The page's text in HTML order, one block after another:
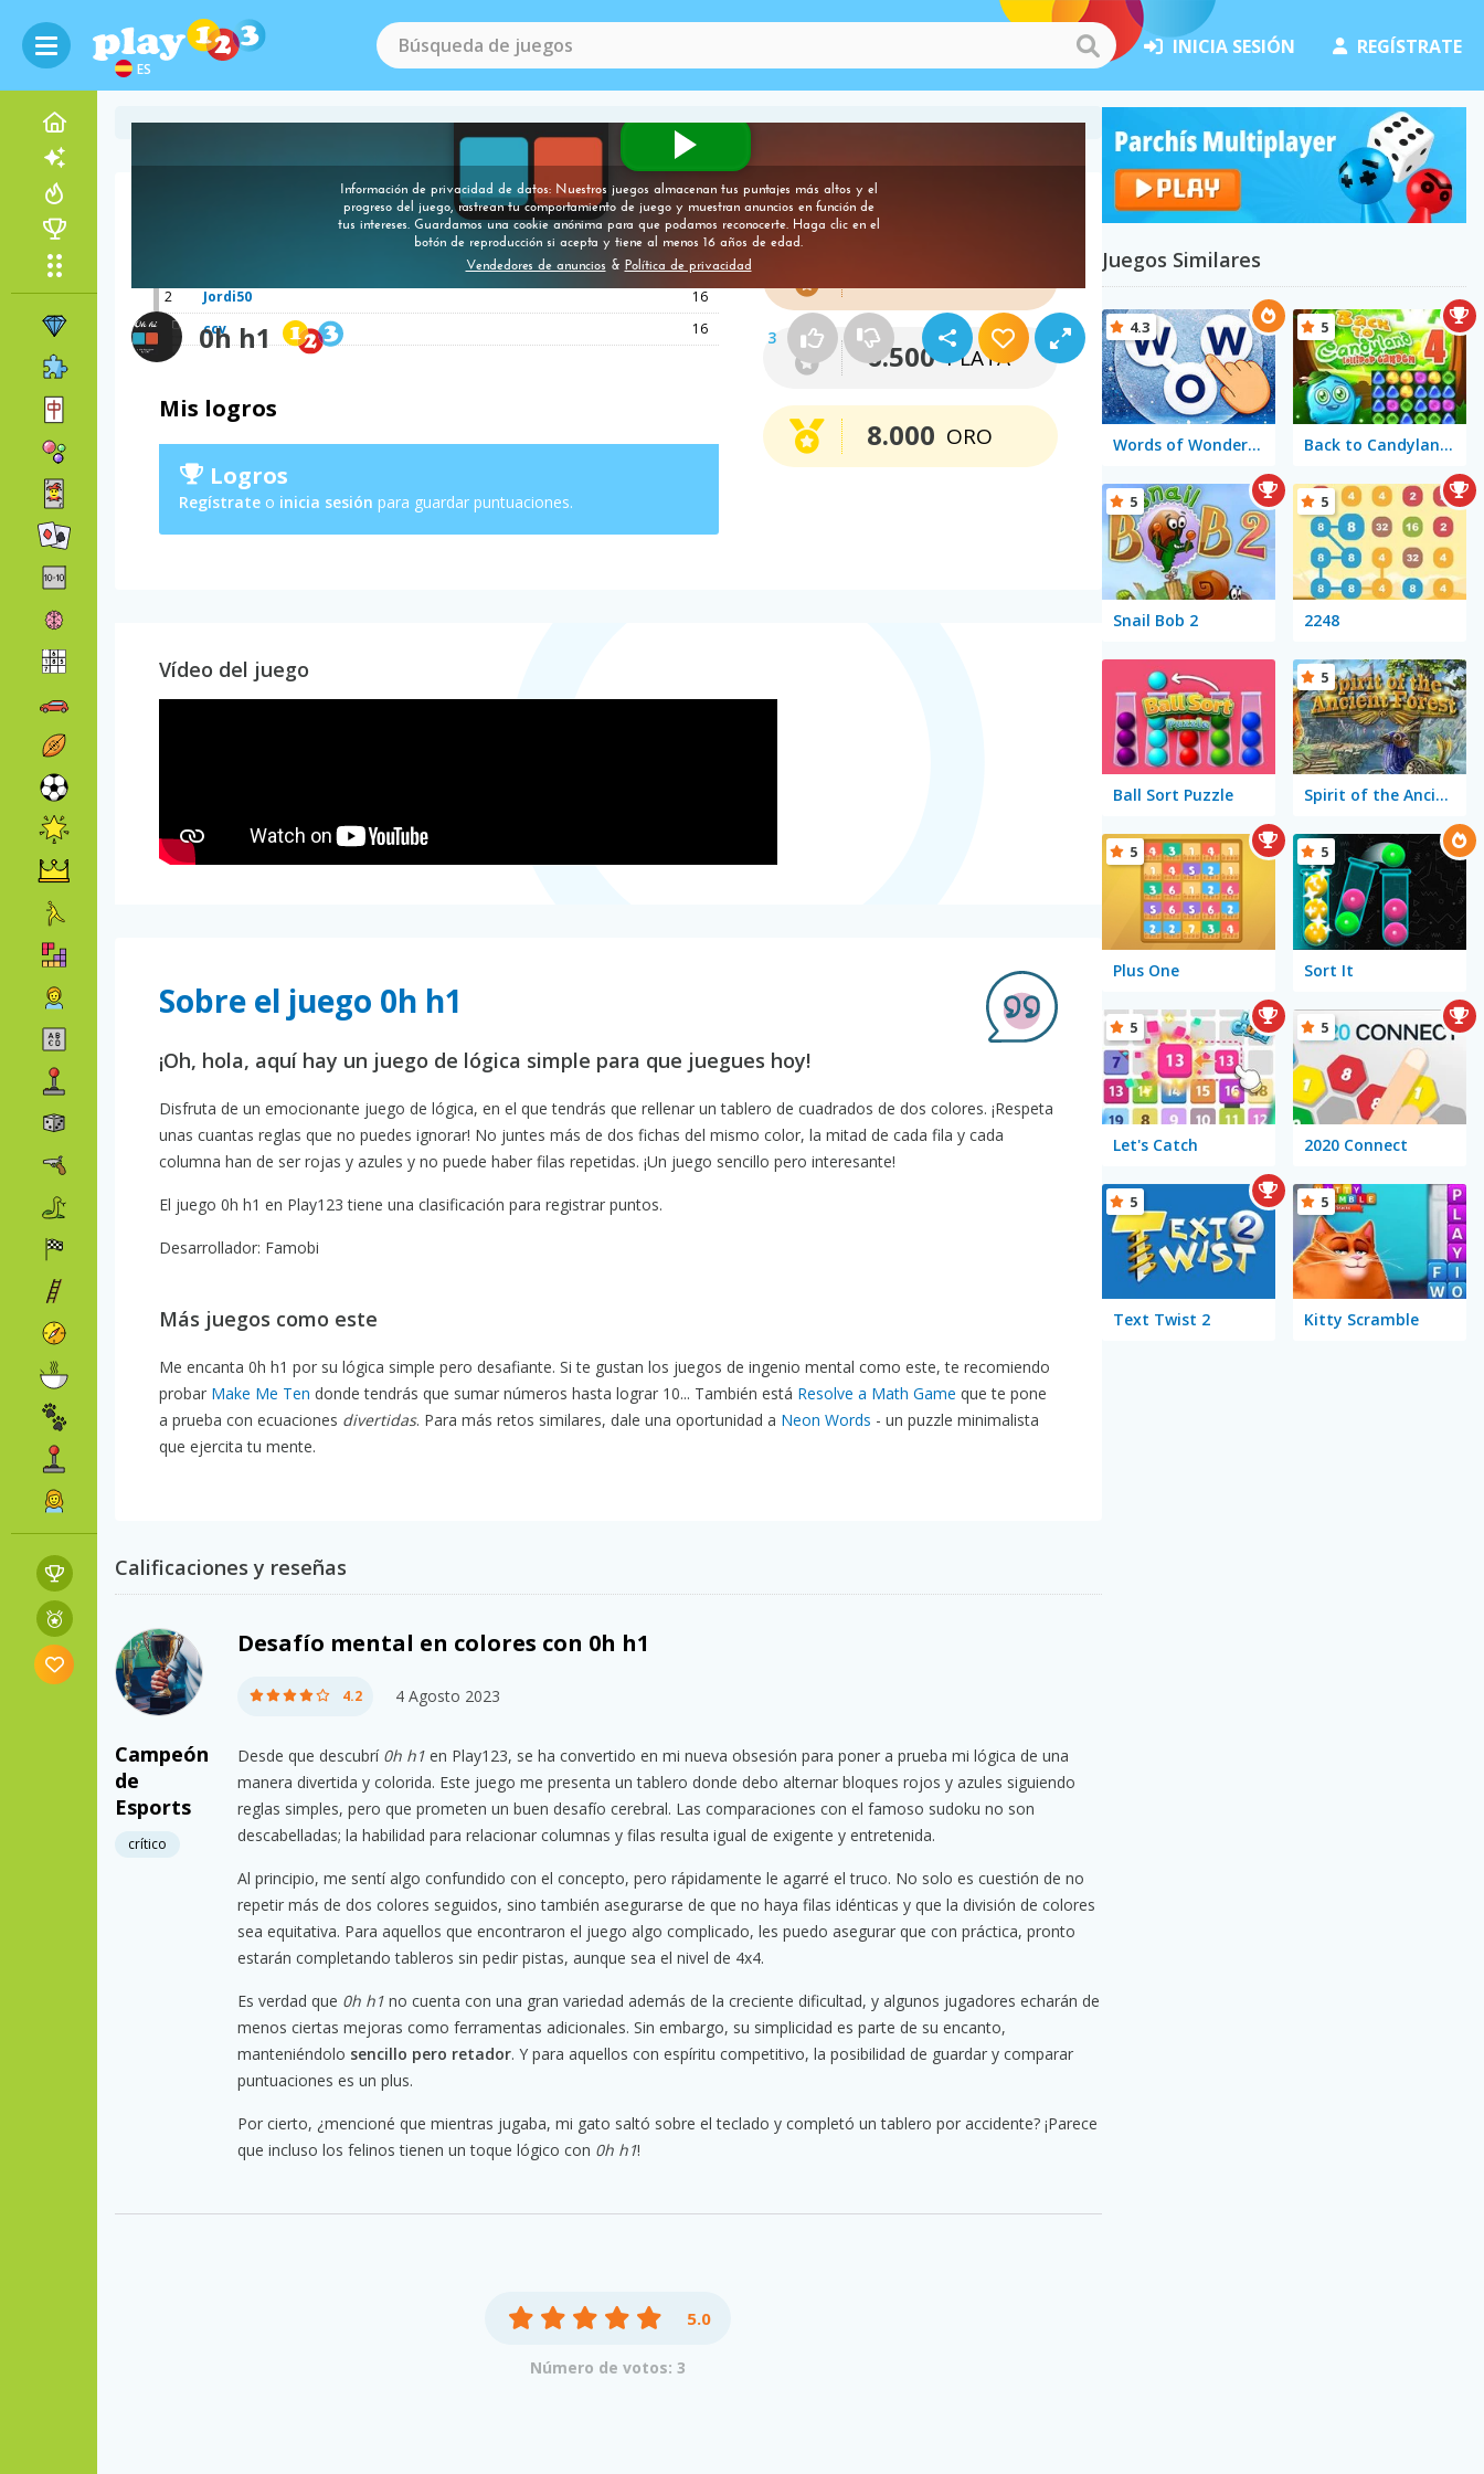
ES
INICIA SESIÓN REGÍSTRATE
0h h1 3
400
2
Jordi50
16
ccv 16
Mis logros
Logros
Regístrate o inicia sesión para guardar puntuaciones.
Medallas
PLATA
6.500
ORO
8.000
Vídeo del juego
Sobre el juego 0h h1
¡Oh, hola, aquí hay un juego de lógica simple para que juegues hoy!
Disfruta de un emocionante juego de lógica, en el que tendrás que rellenar un tablero de cuadrados de dos colores. ¡Respeta
unas cuantas reglas que no puedes ignorar! No juntes más de dos fichas del mismo color, la mitad de cada fila y cada
columna han de ser rojas y azules y no puede haber filas repetidas. ¡Un juego sencillo pero interesante!
El juego 0h h1 en Play123 tiene una clasificación para registrar puntos.
Desarrollador: Famobi
Más juegos como este
Me encanta 0h h1 por su lógica simple pero desafiante. Si te gustan los juegos de ingenio mental como este, te recomiendo
probar Make Me Ten donde tendrás que sumar números hasta lograr 10... También está Resolve a Math Game que te pone
a prueba con ecuaciones divertidas. Para más retos similares, dale una oportunidad a Neon Words - un puzzle minimalista
que ejercita tu mente.
Calificaciones y reseñas
Campeón
de
Esports
crítico
Desafío mental en colores con 0h h1
4.2 4 Agosto 2023
Desde que descubrí 0h h1 en Play123, se ha convertido en mi nueva obsesión para poner a prueba mi lógica de una
manera divertida y colorida. Este juego me presenta un tablero donde debo alternar bloques rojos y azules siguiendo
reglas simples, pero que prometen un buen desafío cerebral. Las comparaciones con el famoso sudoku no son
descabelladas; la habilidad para relacionar columnas y filas resulta igual de exigente y entretenida.
Al principio, me sentí algo confundido con el concepto, pero rápidamente le agarré el truco. No solo es cuestión de no
repetir más de dos colores seguidos, sino también asegurarse de que no haya filas idénticas y que la división de colores
sea equitativa. Para aquellos que encontraron el juego algo complicado, les puedo asegurar que con práctica, pronto
estarán completando tableros sin pedir pistas, aunque sea el nivel de 4x4.
Es verdad que 0h h1 no cuenta con una gran variedad además de la creciente dificultad, y algunos jugadores echarán de
menos ciertas mejoras como ferramentas adicionales. Sin embargo, su simplicidad es parte de su encanto,
manteniéndolo sencillo pero retador. Y para aquellos con espíritu competitivo, la posibilidad de guardar y comparar
puntuaciones es un plus.
Por cierto, ¿mencioné que mientras jugaba, mi gato saltó sobre el teclado y completó un tablero por accidente? ¡Parece
que incluso los felinos tienen un toque lógico con 0h h1!
5.0
Número de votos: 3
Juegos Similares
Words of Wonders - WOW
4.3
Back to Candyland 4: Lollipop Garden
5
Snail Bob 2
5
2248
5
Ball Sort Puzzle Spirit of the Ancient Forest
5
Plus One
5
Sort It
5
Let's Catch
5
2020 Connect
5
Text Twist 2
5
Kitty Scramble
5